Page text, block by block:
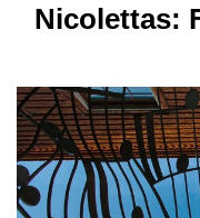
Nicolettas: